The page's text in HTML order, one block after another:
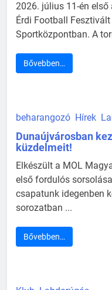
2026. július 11-én
Érdi Football
Sportközpontban. A
Bővebben…
beharangozó Hírek
Dunaújvárosban
küzdelmeit!
Elkészült a MOL
első fordulós
csapatunk idegenben
sorozatban ...
Bővebben…